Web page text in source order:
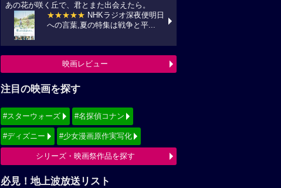
あの花が咲く丘で、君とまた出会えたら。
★★★★★ NHKラジオ深夜便明日
への言葉,夏の特集は戦争と平...
映画レビュー
注目の映画を探す
#スターウォーズ #名探偵コナン
#ディズニー #少女漫画原作実写化
シリーズ・映画祭作品を探す
必見！地上波放送リスト